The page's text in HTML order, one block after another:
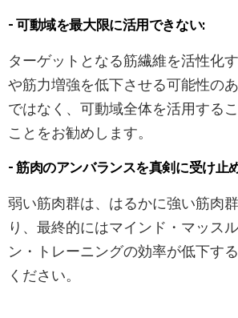
– 可動域を最大限に活用できない:
ターゲットとなる筋繊維を活性化
や筋力増強を低下させる可能性の
ではなく、可動域全体を活用する
ことをお勧めします。
– 筋肉のアンバランスを真剣に受け止
弱い筋肉群は、はるかに強い筋肉
り、最終的にはマインド・マッス
ン・トレーニングの効率が低下す
ください。